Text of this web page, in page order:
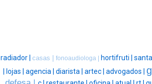
radiador | casas | fonoaudiologa | hortifruti | santa
lojas | agencia | diarista | artec | advogados |